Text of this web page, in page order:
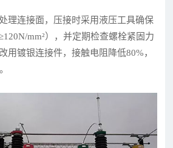
理连接面，压接时采用液压工具确保
mm²），并定期检查螺栓紧固力
用镀银连接件，接触电阻降低80%，